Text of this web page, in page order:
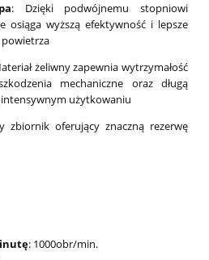
: Dzięki podwójnemu stopniowi
osiąga wyższą efektywność i lepsze
żeliwny zapewnia wytrzymałość
mechaniczne oraz długą
użytkowaniu
zbiornik oferujący znaczną rezerwę
: 1000obr/min.